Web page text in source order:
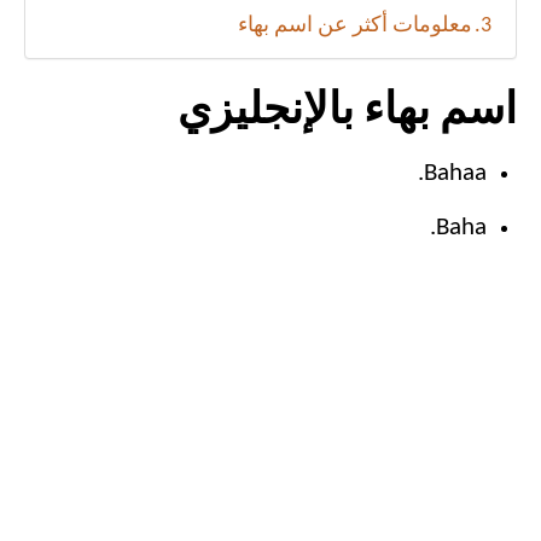
معلومات أكثر عن اسم بهاء
اسم بهاء بالإنجليزي
Bahaa.
Baha.